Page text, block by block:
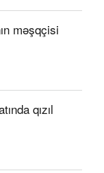
məşqçisi
qızıl